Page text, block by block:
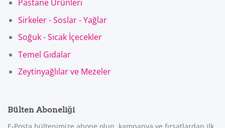
Pastane Ürünleri
Sirkeler - Soslar - Yağlar
Soğuk - Sıcak İçecekler
Temel Gıdalar
Zeytinyağlılar ve Mezeler
Bülten Aboneliği